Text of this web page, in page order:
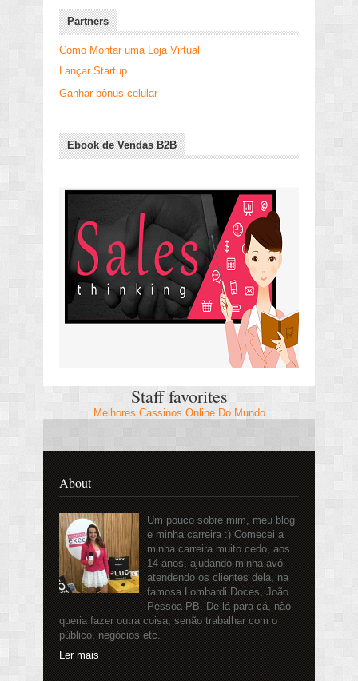
Partners
Como Montar uma Loja Virtual
Lançar Startup
Ganhar bônus celular
Ebook de Vendas B2B
Staff favorites
Melhores Cassinos Online Do Mundo
About
Um pouco sobre mim, meu blog
e minha carreira :) Comecei a
minha carreira muito cedo, aos
14 anos, ajudando minha avó
atendendo os clientes dela, na
famosa Lombardi Doces, João
Pessoa-PB. De lá para cá, não
queria fazer outra coisa, senão trabalhar com o
público, negócios etc.
Ler mais